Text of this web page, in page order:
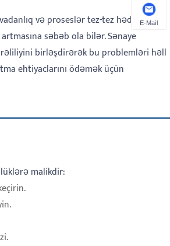
və proseslər tez-tez həddindən
səbəb ola bilər. Sənaye
birləşdirərək bu problemləri həll
ehtiyaclarını ödəmək üçün
malikdir:
E-Mail